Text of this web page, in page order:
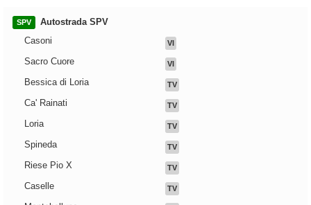
SPV
Autostrada SPV
Casoni
VI
Sacro Cuore VI
Bessica di Loria TV
Ca' Rainati TV
Loria TV
Spineda TV
Riese Pio X TV
Caselle TV